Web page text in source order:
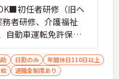
初任者研修（旧ヘ
者研修、介護福祉
自動車運転免許保持
ム、グループホー
、病院等での介護や
者歓迎
日勤のみ
年間休日110日以上
退職金制度あり